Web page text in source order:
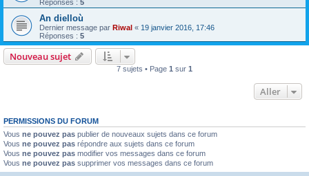
Réponses : 5
An dielloù
Dernier message par Riwal « 19 janvier 2016, 17:46
Réponses : 5
Nouveau sujet
7 sujets • Page 1 sur 1
Aller
PERMISSIONS DU FORUM
Vous ne pouvez pas publier de nouveaux sujets dans ce forum
Vous ne pouvez pas répondre aux sujets dans ce forum
Vous ne pouvez pas modifier vos messages dans ce forum
Vous ne pouvez pas supprimer vos messages dans ce forum